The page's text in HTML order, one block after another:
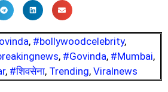
, #bollywoodcelebrity,
, #Govinda, #Mumbai,
, #शिवसेना, Trending, Viralnews